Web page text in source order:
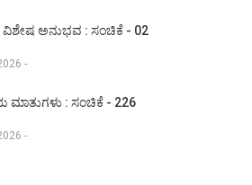
ಅನುಭವ : ಸಂಚಿಕೆ - 02
-
ಮಾತುಗಳು : ಸಂಚಿಕೆ - 226
-